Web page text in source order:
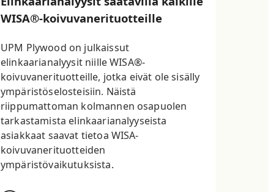
WISA®-koivuvanerituotteille
UPM Plywood on julkaissut
elinkaarianalyysit niille WISA®-
koivuvanerituotteille, jotka eivät ole sisälly
ympäristöselosteisiin. Näistä
riippumattoman kolmannen osapuolen
tarkastamista elinkaarianalyyseista
asiakkaat saavat tietoa WISA-
koivuvanerituotteiden
ympäristövaikutuksista.